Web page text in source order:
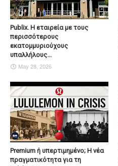
Publix. Η εταιρεία με τους
περισσότερους
εκατομμυριούχους
υπαλλήλους...
May 28, 2026
Premium ή υπερτιμημένο; Η νέα
πραγματικότητα για τη